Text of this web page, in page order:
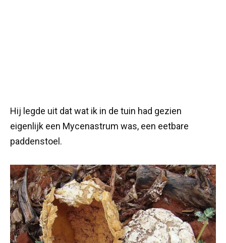
Hij legde uit dat wat ik in de tuin had gezien
eigenlijk een Mycenastrum was, een eetbare
paddenstoel.